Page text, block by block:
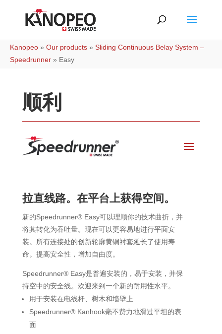
Kanopeo » Our products » Sliding Continuous Belay System –
Speedrunner » Easy
顺利
拉直线路。在平台上获得空间。
新的Speedrunner® Easy可以理顺你的技术曲折，并
将其转化为吞吐量。现在可以更容易地进行平面安
装。所有连接处的创新轮廓黄铜衬套延长了使用寿
命。提高安全性，增加自由度。
Speedrunner® Easy是普遍安装的，易于安装，并保
持空中的安全线。欢迎来到一个新的耐用性水平。
用于安装在电线杆、树木和墙壁上
Speedrunner® Kanhook毫不费力地滑过平坦的表
面